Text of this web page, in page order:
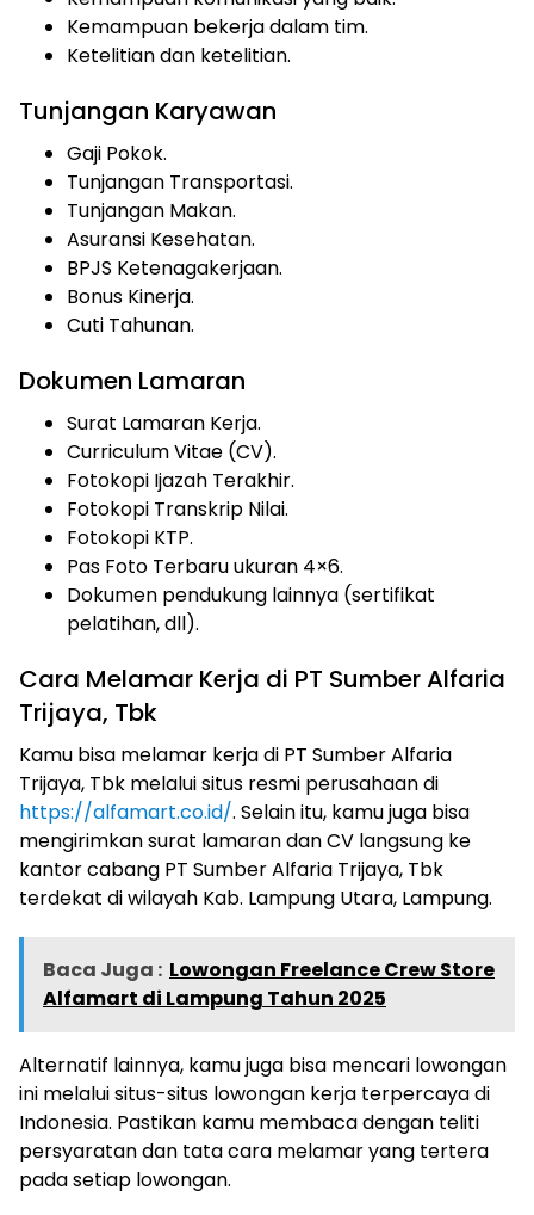
Kemampuan bekerja dalam tim.
Ketelitian dan ketelitian.
Tunjangan Karyawan
Gaji Pokok.
Tunjangan Transportasi.
Tunjangan Makan.
Asuransi Kesehatan.
BPJS Ketenagakerjaan.
Bonus Kinerja.
Cuti Tahunan.
Dokumen Lamaran
Surat Lamaran Kerja.
Curriculum Vitae (CV).
Fotokopi Ijazah Terakhir.
Fotokopi Transkrip Nilai.
Fotokopi KTP.
Pas Foto Terbaru ukuran 4×6.
Dokumen pendukung lainnya (sertifikat
pelatihan, dll).
Cara Melamar Kerja di PT Sumber Alfaria
Trijaya, Tbk
Kamu bisa melamar kerja di PT Sumber Alfaria
Trijaya, Tbk melalui situs resmi perusahaan di
https://alfamart.co.id/. Selain itu, kamu juga bisa
mengirimkan surat lamaran dan CV langsung ke
kantor cabang PT Sumber Alfaria Trijaya, Tbk
terdekat di wilayah Kab. Lampung Utara, Lampung.
Baca Juga : Lowongan Freelance Crew Store
Alfamart di Lampung Tahun 2025
Alternatif lainnya, kamu juga bisa mencari lowongan
ini melalui situs-situs lowongan kerja terpercaya di
Indonesia. Pastikan kamu membaca dengan teliti
persyaratan dan tata cara melamar yang tertera
pada setiap lowongan.